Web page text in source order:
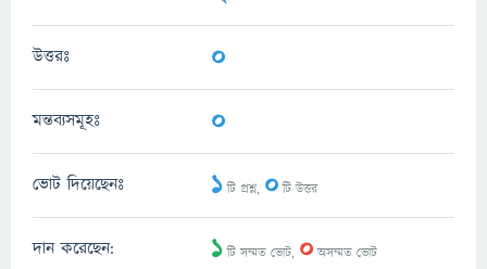
উত্তরঃ 0
মন্তব্যসমূহঃ 0
ভোট দিয়েছেনঃ 1টি প্রশ্ন, 0টি উত্তর
দান করেছেন: 1টি সম্মত ভোট, 0অসম্মত ভোট